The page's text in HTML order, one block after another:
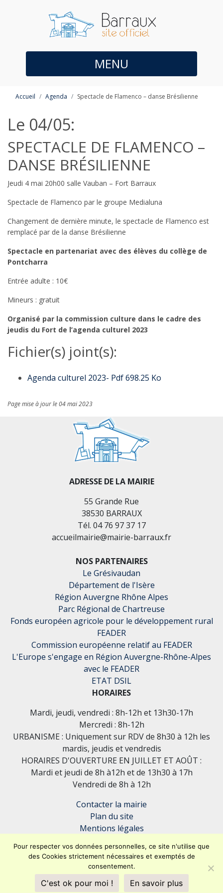
MENU
Accueil Agenda Spectacle de Flamenco – danse Brésilienne
Le 04/05:
SPECTACLE DE FLAMENCO –
DANSE BRÉSILIENNE
Jeudi 4 mai 20h00 salle Vauban – Fort Barraux
Spectacle de Flamenco par le groupe Medialuna
Changement de dernière minute, le spectacle de Flamenco est
remplacé par de la danse Brésilienne
Spectacle en partenariat avec des élèves du collège de
Pontcharra
Entrée adulte : 10€
Mineurs : gratuit
Organisé par la commission culture dans le cadre des
jeudis du Fort de l’agenda culturel 2023
Fichier(s) joint(s):
Agenda culturel 2023- Pdf 698.25 Ko
Page mise à jour le 04 mai 2023
ADRESSE DE LA MAIRIE
55 Grande Rue
38530 BARRAUX
Tél. 04 76 97 37 17
accueilmairie@mairie-barraux.fr
NOS PARTENAIRES
Le Grésivaudan
Département de l'Isère
Région Auvergne Rhône Alpes
Parc Régional de Chartreuse
Fonds européen agricole pour le développement rural
FEADER
Commission européenne relatif au FEADER
L'Europe s'engage en Région Auvergne-Rhône-Alpes
avec le FEADER
ETAT DSIL
HORAIRES
Mardi, jeudi, vendredi : 8h-12h et 13h30-17h
Mercredi : 8h-12h
URBANISME : Uniquement sur RDV de 8h30 à 12h les
mardis, jeudis et vendredis
HORAIRES D'OUVERTURE EN JUILLET ET AOÛT :
Mardi et jeudi de 8h à12h et de 13h30 à 17h
Vendredi de 8h à 12h
Contacter la mairie
Plan du site
Mentions légales
Accessibilité (en cours)
Encore un site Commu'net !
Pour respecter vos données personnelles, ce site n'utilise que
des Cookies strictement nécessaires et exemptés de
consentement.
C'est ok pour moi ! En savoir plus